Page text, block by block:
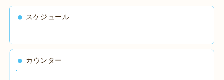
スケジュール
カウンター